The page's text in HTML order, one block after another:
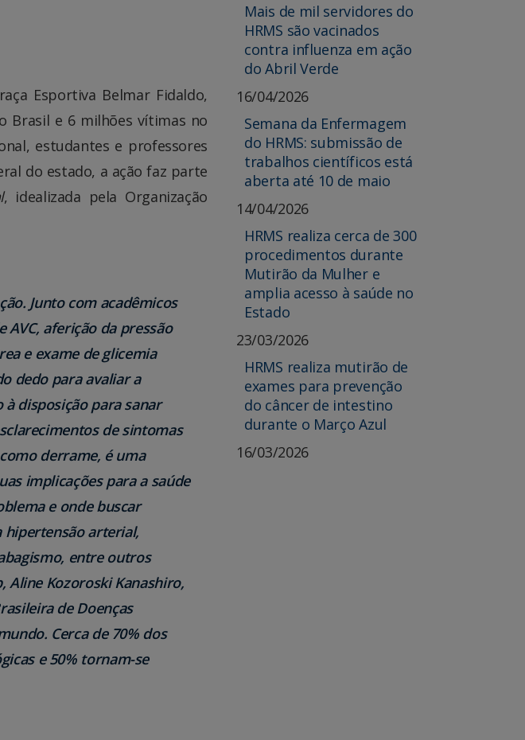
Esportiva Belmar Fidaldo,
Brasil e 6 milhões vítimas no
estudantes e professores
do estado, a ação faz parte
, idealizada pela Organização
Junto com acadêmicos
aferição da pressão
e exame de glicemia
dedo para avaliar a
disposição para sanar
de sintomas
derrame, é uma
implicações para a saúde
e onde buscar
hipertensão arterial,
entre outros
Aline Kozoroski Kanashiro,
de Doenças
Cerca de 70% dos
e 50% tornam-se
Mais de mil servidores do
HRMS são vacinados
contra influenza em ação
do Abril Verde
16/04/2026
Semana da Enfermagem
do HRMS: submissão de
trabalhos científicos está
aberta até 10 de maio
14/04/2026
HRMS realiza cerca de 300
procedimentos durante
Mutirão da Mulher e
amplia acesso à saúde no
Estado
23/03/2026
HRMS realiza mutirão de
exames para prevenção
do câncer de intestino
durante o Março Azul
16/03/2026